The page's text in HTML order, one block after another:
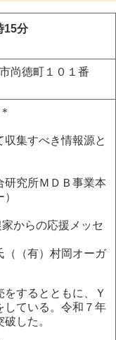
15分
尚徳町１０１番
集すべき情報源と
研究所ＭＤＢ事業本
からの応援メッセ
（有）村岡オーガ
するとともに、Ｙ
している。令和７年
した。